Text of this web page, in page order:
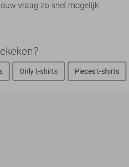
vraag zo snel mogelijk
Only t-shirts Pieces t-shirts